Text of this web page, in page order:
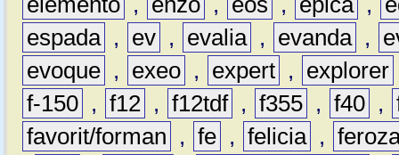
espada , ev , evalia , evanda ,
evoque , exeo , expert , explorer
f-150 , f12 , f12tdf , f355 , f40 ,
favorit/forman
, fe , felicia ,